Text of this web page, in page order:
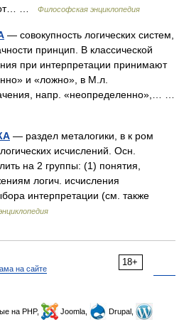
от… …
Философская энциклопедия
— совокупность логических систем,
принцип. В классической
при интерпретации принимают
и «ложно», в М.л.
напр. «неопределенно»,… …
— раздел металогики, в к ром
исчислений. Осн.
на 2 группы: (1) понятия,
логич. исчисления
интерпретации (см. также
18+
на сайте
на PHP, Joomla,
Drupal,